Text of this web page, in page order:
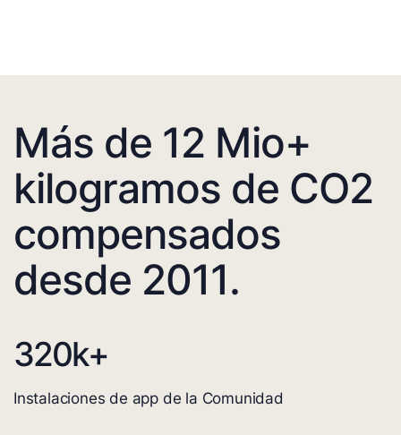
Más de 12 Mio+
kilogramos de CO2
compensados
desde 2011.
320k+
Instalaciones de app de la Comunidad